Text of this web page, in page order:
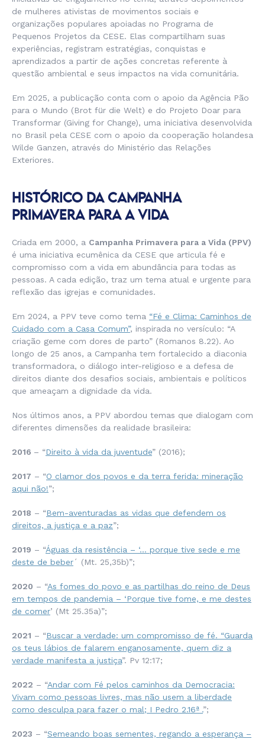
de mulheres ativistas de movimentos sociais e
organizações populares apoiadas no Programa de
Pequenos Projetos da CESE. Elas compartilham suas
experiências, registram estratégias, conquistas e
aprendizados a partir de ações concretas referente à
questão ambiental e seus impactos na vida comunitária.
Em 2025, a publicação conta com o apoio da Agência Pão
para o Mundo (Brot für die Welt) e do Projeto Doar para
Transformar (Giving for Change), uma iniciativa desenvolvida
no Brasil pela CESE com o apoio da cooperação holandesa
Wilde Ganzen, através do Ministério das Relações
Exteriores.
HISTÓRICO DA CAMPANHA
PRIMAVERA PARA A VIDA
Criada em 2000, a Campanha Primavera para a Vida (PPV)
é uma iniciativa ecumênica da CESE que articula fé e
compromisso com a vida em abundância para todas as
pessoas. A cada edição, traz um tema atual e urgente para
reflexão das igrejas e comunidades.
Em 2024, a PPV teve como tema “Fé e Clima: Caminhos de
Cuidado com a Casa Comum”, inspirada no versículo: “A
criação geme com dores de parto” (Romanos 8.22). Ao
longo de 25 anos, a Campanha tem fortalecido a diaconia
transformadora, o diálogo inter-religioso e a defesa de
direitos diante dos desafios sociais, ambientais e políticos
que ameaçam a dignidade da vida.
Nos últimos anos, a PPV abordou temas que dialogam com
diferentes dimensões da realidade brasileira:
2016 – “Direito à vida da juventude” (2016);
2017 – “O clamor dos povos e da terra ferida: mineração
aqui não!”;
2018 – “Bem-aventuradas as vidas que defendem os
direitos, a justiça e a paz”;
2019 – “Águas da resistência – ‘… porque tive sede e me
deste de beber´ (Mt. 25,35b)”;
2020 – “As fomes do povo e as partilhas do reino de Deus
em tempos de pandemia – ‘Porque tive fome, e me destes
de comer’ (Mt 25.35a)”;
2021 – “Buscar a verdade: um compromisso de fé. “Guarda
os teus lábios de falarem enganosamente, quem diz a
verdade manifesta a justiça”. Pv 12:17;
2022 – “Andar com Fé pelos caminhos da Democracia:
Vivam como pessoas livres, mas não usem a liberdade
como desculpa para fazer o mal; I Pedro 2.16ª .”;
2023 – “Semeando boas sementes, regando a esperança –